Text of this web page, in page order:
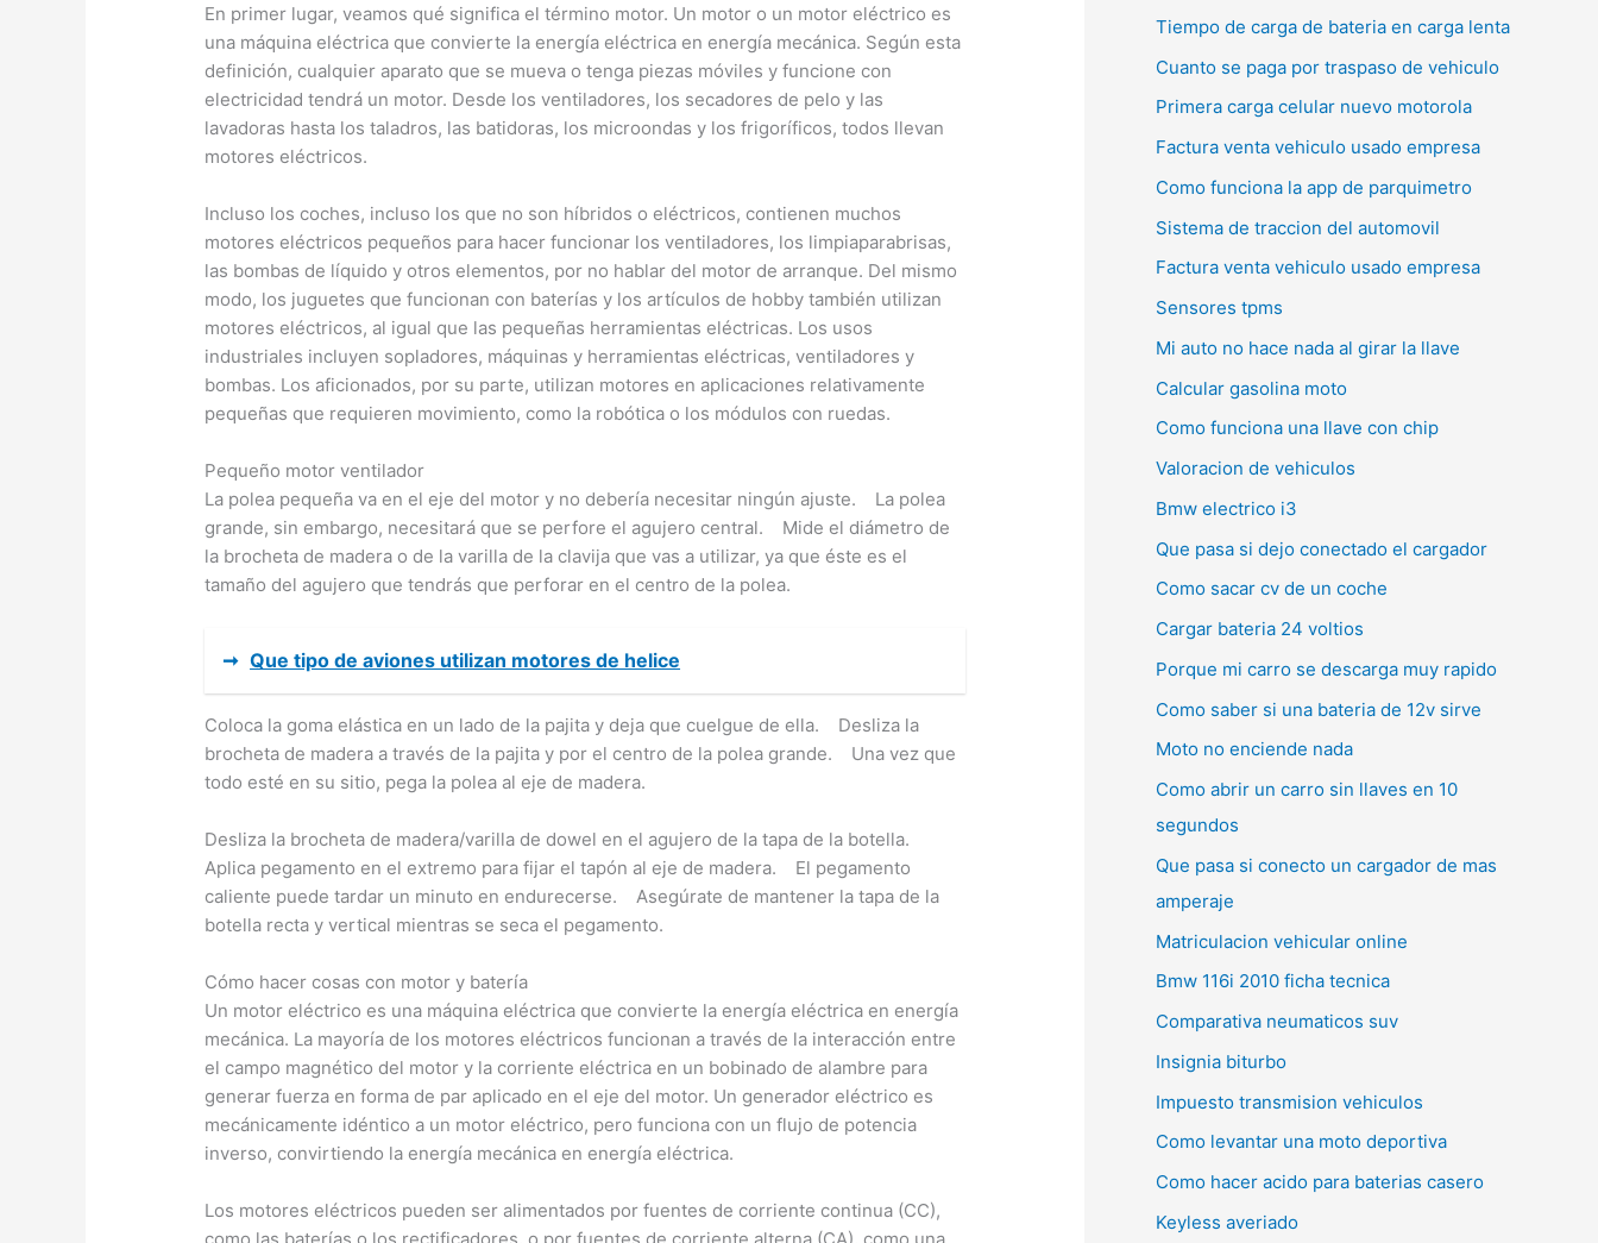
En primer lugar, veamos qué significa el término motor. Un motor o un motor eléctrico es
una máquina eléctrica que convierte la energía eléctrica en energía mecánica. Según esta
definición, cualquier aparato que se mueva o tenga piezas móviles y funcione con
electricidad tendrá un motor. Desde los ventiladores, los secadores de pelo y las
lavadoras hasta los taladros, las batidoras, los microondas y los frigoríficos, todos llevan
motores eléctricos.
Incluso los coches, incluso los que no son híbridos o eléctricos, contienen muchos
motores eléctricos pequeños para hacer funcionar los ventiladores, los limpiaparabrisas,
las bombas de líquido y otros elementos, por no hablar del motor de arranque. Del mismo
modo, los juguetes que funcionan con baterías y los artículos de hobby también utilizan
motores eléctricos, al igual que las pequeñas herramientas eléctricas. Los usos
industriales incluyen sopladores, máquinas y herramientas eléctricas, ventiladores y
bombas. Los aficionados, por su parte, utilizan motores en aplicaciones relativamente
pequeñas que requieren movimiento, como la robótica o los módulos con ruedas.
Pequeño motor ventilador
La polea pequeña va en el eje del motor y no debería necesitar ningún ajuste. La polea
grande, sin embargo, necesitará que se perfore el agujero central. Mide el diámetro de
la brocheta de madera o de la varilla de la clavija que vas a utilizar, ya que éste es el
tamaño del agujero que tendrás que perforar en el centro de la polea.
➞ Que tipo de aviones utilizan motores de helice
Coloca la goma elástica en un lado de la pajita y deja que cuelgue de ella. Desliza la
brocheta de madera a través de la pajita y por el centro de la polea grande. Una vez que
todo esté en su sitio, pega la polea al eje de madera.
Desliza la brocheta de madera/varilla de dowel en el agujero de la tapa de la botella.
Aplica pegamento en el extremo para fijar el tapón al eje de madera. El pegamento
caliente puede tardar un minuto en endurecerse. Asegúrate de mantener la tapa de la
botella recta y vertical mientras se seca el pegamento.
Cómo hacer cosas con motor y batería
Un motor eléctrico es una máquina eléctrica que convierte la energía eléctrica en energía
mecánica. La mayoría de los motores eléctricos funcionan a través de la interacción entre
el campo magnético del motor y la corriente eléctrica en un bobinado de alambre para
generar fuerza en forma de par aplicado en el eje del motor. Un generador eléctrico es
mecánicamente idéntico a un motor eléctrico, pero funciona con un flujo de potencia
inverso, convirtiendo la energía mecánica en energía eléctrica.
Los motores eléctricos pueden ser alimentados por fuentes de corriente continua (CC),
Tiempo de carga de bateria en carga lenta
Cuanto se paga por traspaso de vehiculo
Primera carga celular nuevo motorola
Factura venta vehiculo usado empresa
Como funciona la app de parquimetro
Sistema de traccion del automovil
Factura venta vehiculo usado empresa
Sensores tpms
Mi auto no hace nada al girar la llave
Calcular gasolina moto
Como funciona una llave con chip
Valoracion de vehiculos
Bmw electrico i3
Que pasa si dejo conectado el cargador
Como sacar cv de un coche
Cargar bateria 24 voltios
Porque mi carro se descarga muy rapido
Como saber si una bateria de 12v sirve
Moto no enciende nada
Como abrir un carro sin llaves en 10
segundos
Que pasa si conecto un cargador de mas
amperaje
Matriculacion vehicular online
Bmw 116i 2010 ficha tecnica
Comparativa neumaticos suv
Insignia biturbo
Impuesto transmision vehiculos
Como levantar una moto deportiva
Como hacer acido para baterias casero
Keyless averiado